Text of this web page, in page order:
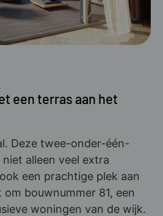
een terras aan het
Deze twee-onder-één-
alleen veel extra
een prachtige plek aan
bouwnummer 81, een
woningen van de wijk.